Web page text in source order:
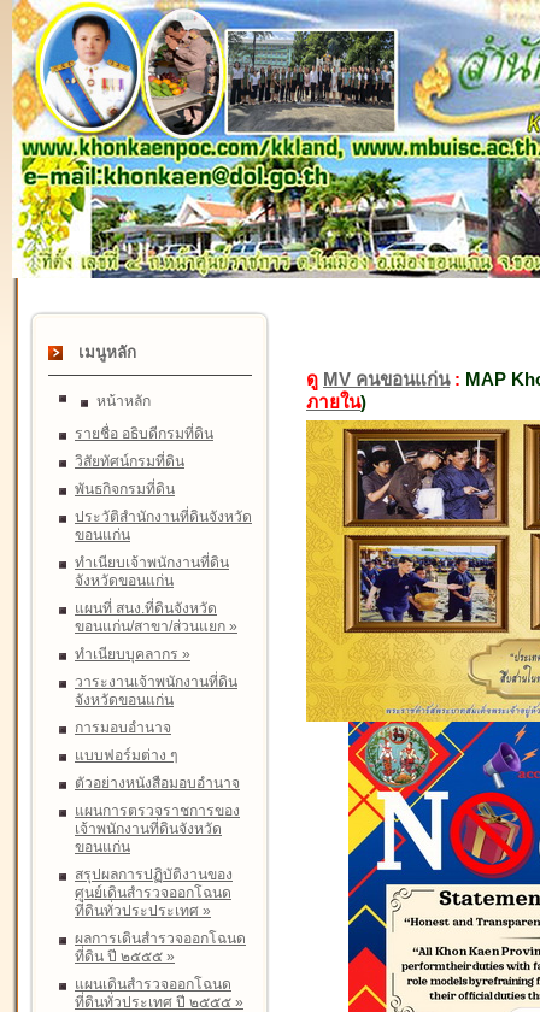
เมนูหลัก
หน้าหลัก
รายชื่อ อธิบดีกรมที่ดิน
วิสัยทัศน์กรมที่ดิน
พันธกิจกรมที่ดิน
ประวัติสำนักงานที่ดินจังหวัด
ขอนแก่น
ทำเนียบเจ้าพนักงานที่ดิน
จังหวัดขอนแก่น
แผนที่ สนง.ที่ดินจังหวัด
ขอนแก่น/สาขา/ส่วนแยก »
ทำเนียบบุคลากร »
วาระงานเจ้าพนักงานที่ดิน
จังหวัดขอนแก่น
การมอบอำนาจ
แบบฟอร์มต่าง ๆ
ตัวอย่างหนังสือมอบอำนาจ
แผนการตรวจราชการของ
เจ้าพนักงานที่ดินจังหวัด
ขอนแก่น
สรุปผลการปฏิบัติงานของ
ศูนย์เดินสำรวจออกโฉนด
ที่ดินทั่วประประเทศ »
ผลการเดินสำรวจออกโฉนด
ที่ดิน ปี ๒๕๕๕ »
แผนเดินสำรวจออกโฉนด
ที่ดินทั่วประเทศ ปี ๒๕๕๕ »
ดู MV คนขอนแก่น: MAP
ภายใน)